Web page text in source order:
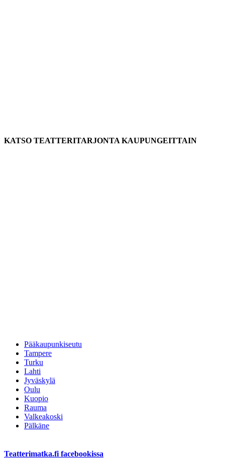
KATSO TEATTERITARJONTA KAUPUNGEITTAIN
Pääkaupunkiseutu
Tampere
Turku
Lahti
Jyväskylä
Oulu
Kuopio
Rauma
Valkeakoski
Pälkäne
Teatterimatka.fi facebookissa